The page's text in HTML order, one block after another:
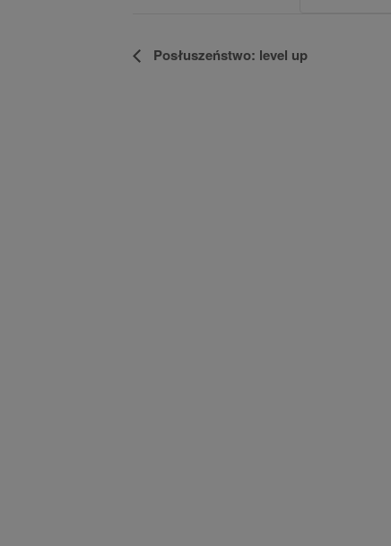
WYDARZENIE
Posłuszeństwo: level up